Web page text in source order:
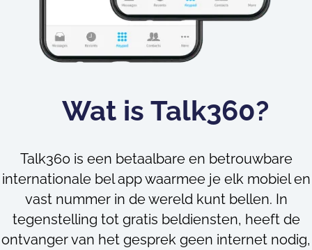
Wat is Talk360?
Talk360 is een betaalbare en betrouwbare
internationale bel app waarmee je elk mobiel en
vast nummer in de wereld kunt bellen. In
tegenstelling tot gratis beldiensten, heeft de
ontvanger van het gesprek geen internet nodig,